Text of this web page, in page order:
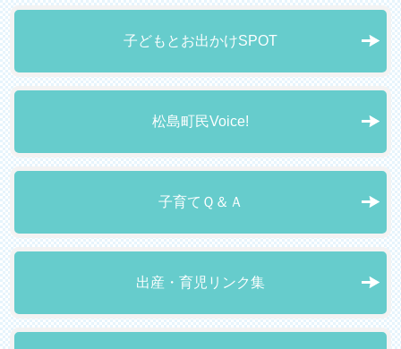
子どもとお出かけSPOT
松島町民Voice!
子育てＱ＆Ａ
出産・育児リンク集